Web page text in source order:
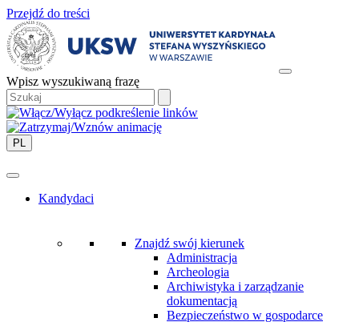
Przejdź do treści
Wpisz wyszukiwaną frazę
PL
Kandydaci
Znajdź swój kierunek
Administracja
Archeologia
Archiwistyka i zarządzanie
dokumentacją
Bezpieczeństwo w gospodarce